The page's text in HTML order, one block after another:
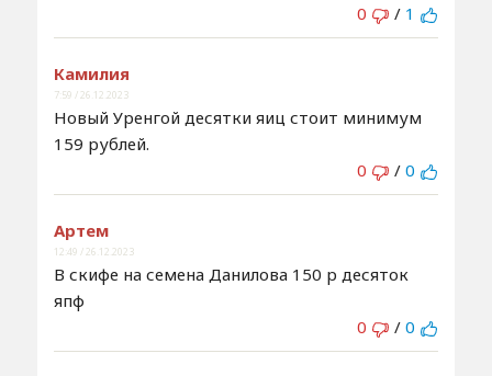
0
/ 1
Камилия
7:59 / 26.12.2023
Новый Уренгой десятки яиц стоит минимум
159 рублей.
0
/ 0
Артем
12:49 / 26.12.2023
В скифе на семена Данилова 150 р десяток
япф
0
/ 0